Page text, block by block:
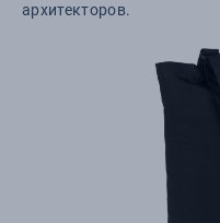
архитекторов.